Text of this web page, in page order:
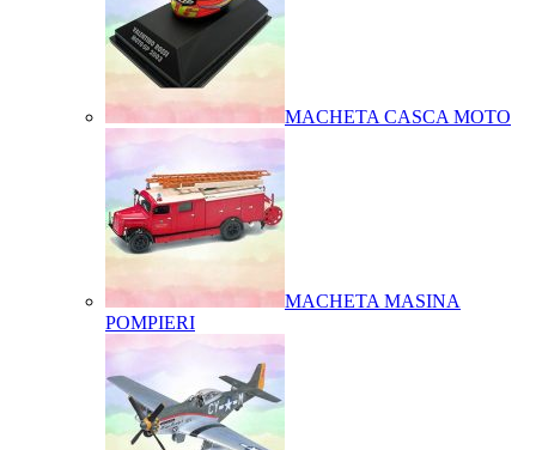
MACHETA CASCA MOTO
MACHETA MASINA
POMPIERI